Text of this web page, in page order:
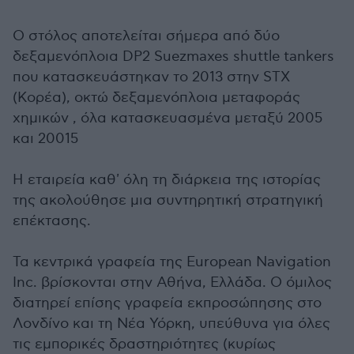
Ο στόλος αποτελείται σήμερα από δύο
δεξαμενόπλοια DP2 Suezmaxes shuttle tankers
που κατασκευάστηκαν το 2013 στην STX
(Κορέα), οκτώ δεξαμενόπλοια μεταφοράς
χημικών , όλα κατασκευασμένα μεταξύ 2005
και 20015
Η εταιρεία καθ' όλη τη διάρκεια της ιστορίας
της ακολούθησε μια συντηρητική στρατηγική
επέκτασης.
Τα κεντρικά γραφεία της European Navigation
Inc. βρίσκονται στην Αθήνα, Ελλάδα. Ο όμιλος
διατηρεί επίσης γραφεία εκπροσώπησης στο
Λονδίνο και τη Νέα Υόρκη, υπεύθυνα για όλες
τις εμπορικές δραστηριότητες (κυρίως